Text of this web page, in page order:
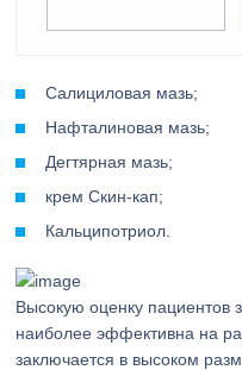
Салициловая мазь;
Нафталиновая мазь;
Дегтярная мазь;
крем Скин-кап;
Кальципотриол.
Высокую оценку пациентов
наиболее эффективна на
заключается в высоком